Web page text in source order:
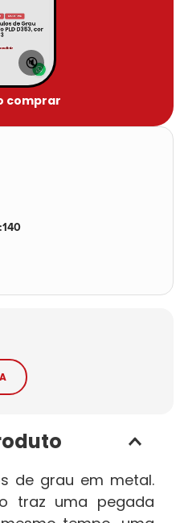
🔇
comprar
:140
de grau em metal.
traz uma pegada